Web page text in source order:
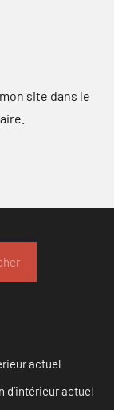
site dans le
actuel
d’intérieur actuel